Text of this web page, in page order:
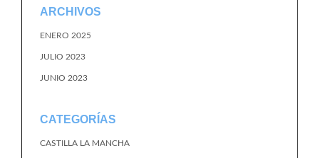
ARCHIVOS
ENERO 2025
JULIO 2023
JUNIO 2023
CATEGORÍAS
CASTILLA LA MANCHA